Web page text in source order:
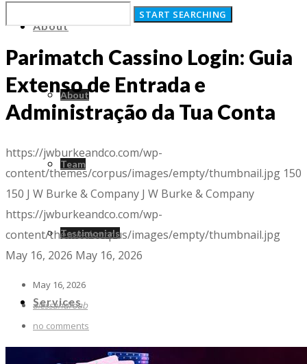
About
About
Team
Testimonials
Services
Parimatch Cassino Login: Guia
Extenso de Entrada e
Administração da Tua Conta
https://jwburkeandco.com/wp-
content/themes/corpus/images/empty/thumbnail.jpg 150
150 J W Burke & Company J W Burke & Company
https://jwburkeandco.com/wp-
content/themes/corpus/images/empty/thumbnail.jpg
May 16, 2026 May 16, 2026
May 16, 2026
alessandroab
no comments